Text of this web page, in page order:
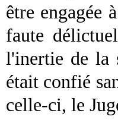
être engagée
faute
l'inertie de la
était confié
celle-ci, le